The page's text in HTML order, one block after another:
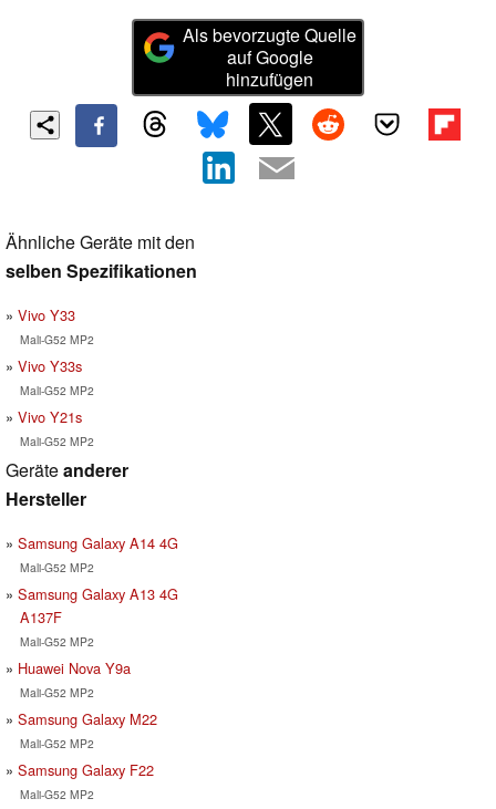
Als bevorzugte Quelle
auf Google
hinzufügen
Ähnliche Geräte mit den
selben Spezifikationen
Vivo Y33
Mali-G52 MP2
Vivo Y33s
Mali-G52 MP2
Vivo Y21s
Mali-G52 MP2
Geräteanderer
Hersteller
Samsung Galaxy A14 4G
Mali-G52 MP2
Samsung Galaxy A13 4G
A137F
Mali-G52 MP2
Huawei Nova Y9a
Mali-G52 MP2
Samsung Galaxy M22
Mali-G52 MP2
Samsung Galaxy F22
Mali-G52 MP2